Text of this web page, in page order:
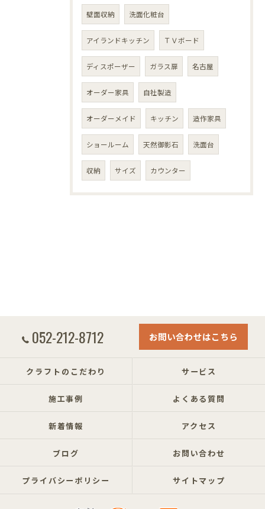
壁面収納 洗面化粧台
アイランドキッチン ＴＶボード
ディスポーザー ガラス扉 名古屋
オーダー家具 自社製造
オーダーメイド キッチン 造作家具
ショールーム 天然御影石 洗面台
収納 サイズ カウンター
052-212-8712 お問い合わせはこちら
クラフトのこだわり サービス
施工事例 よくある質問
新着情報 アクセス
ブログ お問い合わせ
プライバシーポリシー サイトマップ